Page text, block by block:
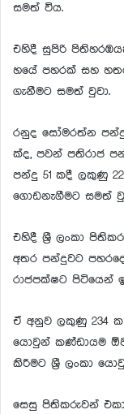
සමත් විය.
එහිදී සුපිරි
හයේ පහරක් සහ
ගැනීමට සමත් වුවා.
රනුද සෝමරත්න
ක්ද, පවන් පතිරාජ
පන්දු 51 කදී ලකුණු
ගොඩනැගීමට සමත්
එහිදී ශ්‍රී ලංකා
අතර පන්දුවට
රාජපක්ෂට පිටියෙන්
ඒ අනුව ලකුණු 234
යොවුන් කණ්ඩායම
කිරීමට ශ්‍රී ලංකා
සෙසු පිතිකරුවන් එකා